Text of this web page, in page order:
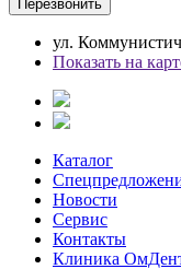
ул.
Показать на
Каталог
Новости
Сервис
Контакты
Клиника